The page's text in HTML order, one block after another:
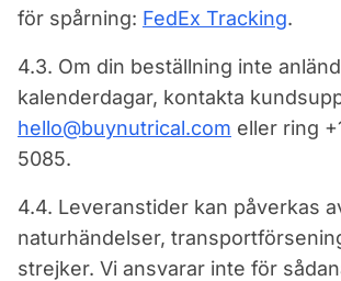
för spårning: FedEx Tracking.
4.3. Om din beställning inte
kalenderdagar, kontakta
hello@buynutrical.com eller ring
5085.
4.4. Leveranstider kan påverkas
naturhändelser,
strejker. Vi ansvarar inte för